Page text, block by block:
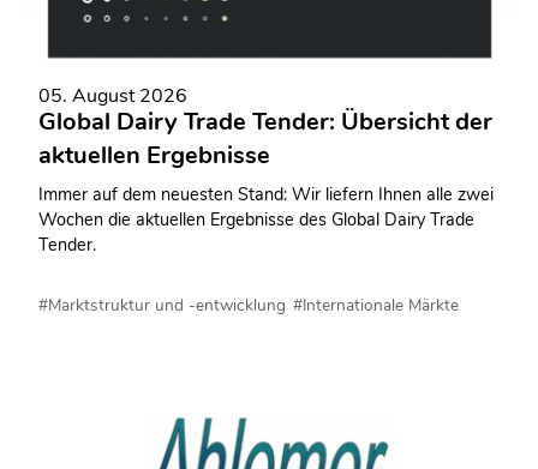
05. August 2026
Global Dairy Trade Tender: Übersicht der
aktuellen Ergebnisse
Immer auf dem neuesten Stand: Wir liefern Ihnen alle zwei
Wochen die aktuellen Ergebnisse des Global Dairy Trade
Tender.
#Marktstruktur und -entwicklung #Internationale Märkte